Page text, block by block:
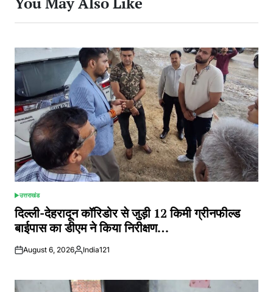
POSTED
IN
उत्तराखंड
दिल्ली-देहरादून कॉरिडोर से जुड़ी 12 किमी ग्रीनफील्ड
बाईपास का डीएम ने किया निरीक्षण…
August 6, 2026Posted
India121